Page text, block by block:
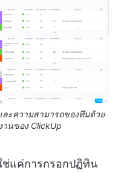
ะความสามารถของทีมด้วย
านของ ClickUp
ช่แค่การกรอกปฏิทิน